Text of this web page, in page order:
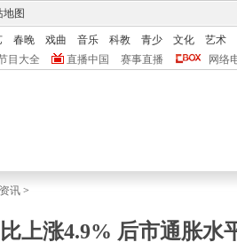
地图
春晚 戏曲 音乐 科教 青少 文化
艺术
目大全 直播中国 赛事直播 网络
讯 >
上涨4.9% 后市通胀水